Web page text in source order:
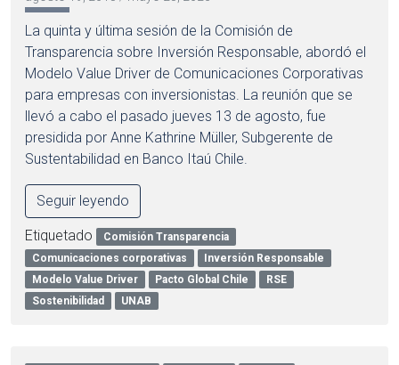
La quinta y última sesión de la Comisión de
Transparencia sobre Inversión Responsable, abordó el
Modelo Value Driver de Comunicaciones Corporativas
para empresas con inversionistas. La reunión que se
llevó a cabo el pasado jueves 13 de agosto, fue
presidida por Anne Kathrine Müller, Subgerente de
Sustentabilidad en Banco Itaú Chile.
Seguir leyendo
Etiquetado
Comisión Transparencia
Comunicaciones corporativas
Inversión Responsable
Modelo Value Driver
Pacto Global Chile
RSE
Sostenibilidad
UNAB